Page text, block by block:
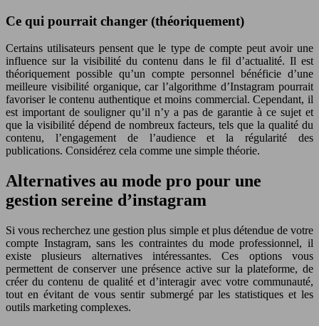
Ce qui pourrait changer (théoriquement)
Certains utilisateurs pensent que le type de compte peut avoir une
influence sur la visibilité du contenu dans le fil d’actualité. Il est
théoriquement possible qu’un compte personnel bénéficie d’une
meilleure visibilité organique, car l’algorithme d’Instagram pourrait
favoriser le contenu authentique et moins commercial. Cependant, il
est important de souligner qu’il n’y a pas de garantie à ce sujet et
que la visibilité dépend de nombreux facteurs, tels que la qualité du
contenu, l’engagement de l’audience et la régularité des
publications. Considérez cela comme une simple théorie.
Alternatives au mode pro pour une
gestion sereine d’instagram
Si vous recherchez une gestion plus simple et plus détendue de votre
compte Instagram, sans les contraintes du mode professionnel, il
existe plusieurs alternatives intéressantes. Ces options vous
permettent de conserver une présence active sur la plateforme, de
créer du contenu de qualité et d’interagir avec votre communauté,
tout en évitant de vous sentir submergé par les statistiques et les
outils marketing complexes.